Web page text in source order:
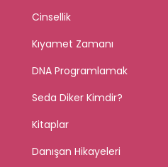
Cinsellik
Kıyamet Zamanı
DNA Programlamak
Seda Diker Kimdir?
Kitaplar
Danışan Hikayeleri